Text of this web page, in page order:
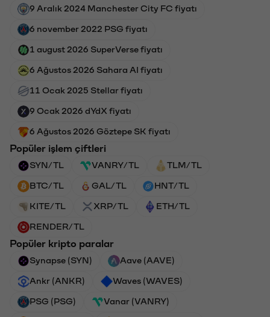
9 Aralık 2024 Manchester City FC fiyatı
6 november 2022 PSG fiyatı
1 august 2026 SuperVerse fiyatı
6 Ağustos 2026 Sahara AI fiyatı
11 Ocak 2025 Stellar fiyatı
9 Ocak 2026 dYdX fiyatı
6 Ağustos 2026 Göztepe SK fiyatı
Popüler işlem çiftleri
SYN/TL VANRY/TL TLM/TL
BTC/TL GAL/TL HNT/TL
KITE/TL XRP/TL ETH/TL
RENDER/TL
Popüler kripto paralar
Synapse (SYN) Aave (AAVE)
Ankr (ANKR) Waves (WAVES)
PSG (PSG) Vanar (VANRY)